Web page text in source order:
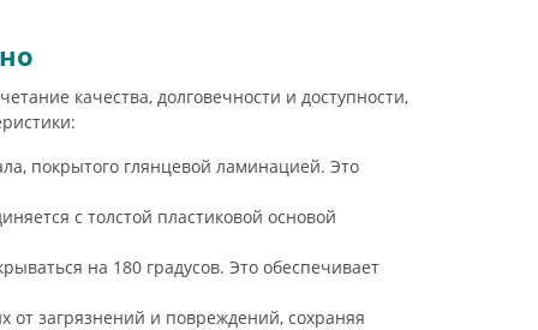
качества, долговечности и доступности,
покрытого глянцевой ламинацией. Это
с толстой пластиковой основой
на 180 градусов. Это обеспечивает
загрязнений и повреждений, сохраняя